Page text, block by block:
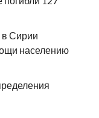
Сирии
населению